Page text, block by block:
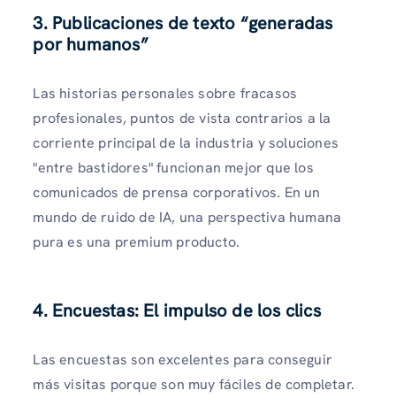
3. Publicaciones de texto “generadas
por humanos”
Las historias personales sobre fracasos
profesionales, puntos de vista contrarios a la
corriente principal de la industria y soluciones
"entre bastidores" funcionan mejor que los
comunicados de prensa corporativos. En un
mundo de ruido de IA, una perspectiva humana
pura es una premium producto.
4. Encuestas: El impulso de los clics
Las encuestas son excelentes para conseguir
más visitas porque son muy fáciles de completar.